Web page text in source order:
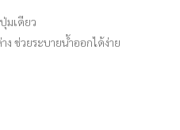
มเดียว
ง ช่วยระบายน้ำออกได้ง่าย